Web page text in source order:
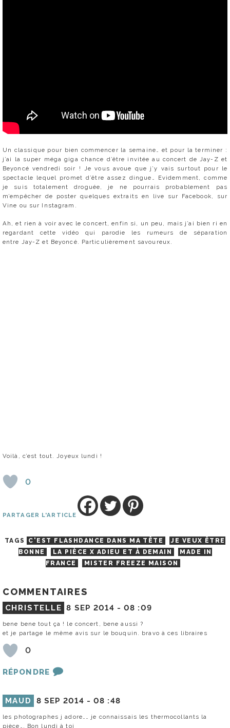
Un classique pour bien commencer la semaine… et pour la terminer :
j’ai la super méga giga chance d’être invitée au concert de Jay-Z et
Beyoncé vendredi soir ! Je vous avoue que j’y vais surtout pour le
spectacle lequel promet d’être assez dingue… Evidemment, comme
je suis totalement droguée, je ne pourrais probablement pas
m’empêcher de poster quelques extraits en live sur Facebook, sur
Vine ou sur Instagram.
Ah, et rien à voir avec le concert, enfin si, un peu, mais j’ai bien ri en
regardant cette vidéo qui parodie les rumeurs de séparation
entre Jay-Z et Beyoncé. Particulièrement savoureux.
Voilà, c’est tout. Joyeux lundi !
0
PARTAGER L'ARTICLE
TAGS C'EST FLASHDANCE DANS MA TÊTE
JE VEUX ÊTRE
BONNE
LA PIÈCE X ADIEU ET À DEMAIN
MADE IN
FRANCE
MISTER FREEZE MAISON
COMMENTAIRES
CHRISTELLE 8 SEP 2014 -08 :09
bene bene tout ça ! le concert, bene aussi ?
et je partage le même avis sur le bouquin. bravo à ces libraires
0
RÉPONDRE
MAUD 8 SEP 2014 -08 :48
les photographes j adore…… je connaissais les thermocollants la
pièce…. Bon lundi à toi